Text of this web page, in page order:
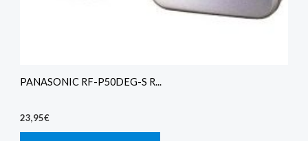
PANASONIC RF-P50DEG-S R...
23,95€